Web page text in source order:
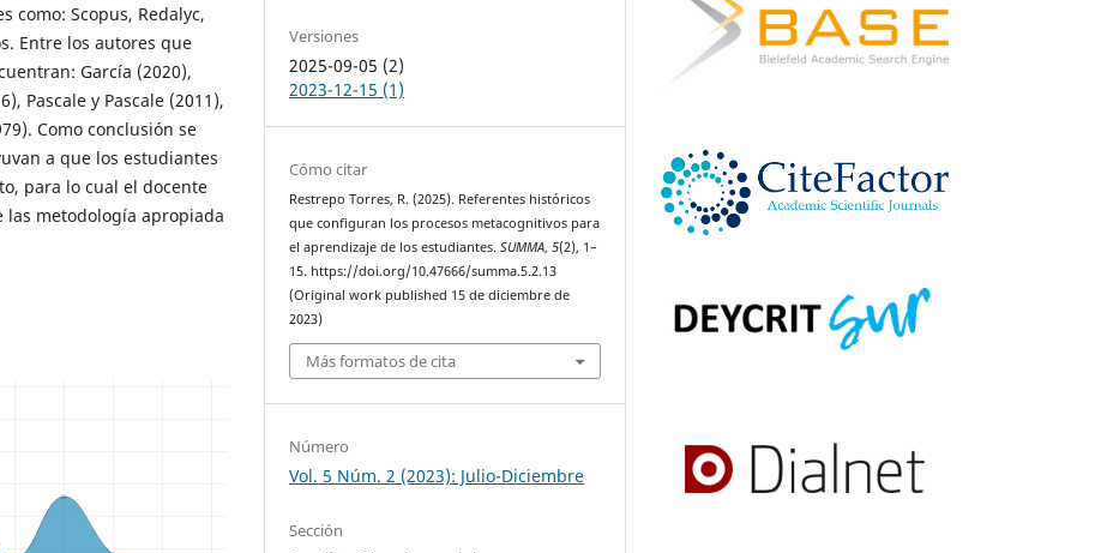
como: Scopus, Redalyc,
Entre los autores que
García (2020),
Pascale y Pascale (2011),
Como conclusión se
a que los estudiantes
para lo cual el docente
metodología apropiada
Versiones
2025-09-05 (2)
2023-12-15 (1)
Cómo citar
Restrepo Torres, R. (2025). Referentes históricos
que configuran los procesos metacognitivos para
el aprendizaje de los estudiantes.SUMMA,5(2), 1–
15. https://doi.org/10.47666/summa.5.2.13
(Original work published 15 de diciembre de
2023)
Más formatos de cita
Número
Vol. 5 Núm. 2 (2023): Julio-Diciembre
Sección